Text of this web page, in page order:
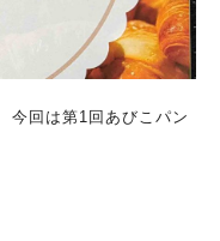
ョンをが堪能できるんだ
神社は
ていたので、ぜひ下記
間神社〟流山の【富士